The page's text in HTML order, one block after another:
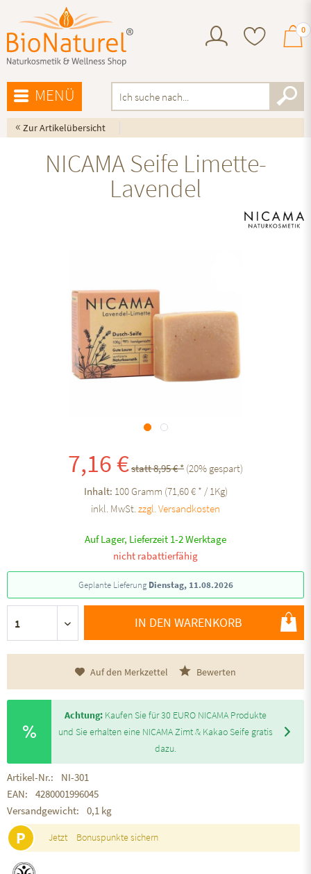
0
MENÜ
« Zur Artikelübersicht
NICAMA Seife Limette-
Lavendel
7,16 €statt 8,95 € * (20% gespart)
Inhalt: 100 Gramm (71,60 € * / 1Kg)
inkl. MwSt.zzgl. Versandkosten
Auf Lager, Lieferzeit 1-2 Werktage
nicht rabattierfähig
Geplante Lieferung Dienstag, 11.08.2026
IN DEN WARENKORB
Auf den Merkzettel Bewerten
Achtung: Kaufen Sie für 30 EURO NICAMA Produkte
und Sie erhalten eine NICAMA Zimt & Kakao Seife gratis
dazu.
Artikel-Nr.:
NI-301
EAN:
4280001996045
Versandgewicht:
0,1 kg
P Jetzt Bonuspunkte sichern